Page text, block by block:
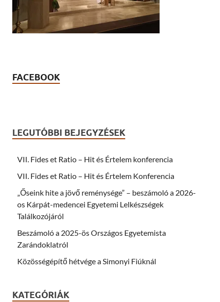
FACEBOOK
LEGUTÓBBI BEJEGYZÉSEK
VII. Fides et Ratio – Hit és Értelem konferencia
VII. Fides et Ratio – Hit és Értelem Konferencia
„Őseink hite a jövő reménysége” – beszámoló a 2026-
os Kárpát-medencei Egyetemi Lelkészségek
Találkozójáról
Beszámoló a 2025-ös Országos Egyetemista
Zarándoklatról
Közösségépítő hétvége a Simonyi Fiúknál
KATEGÓRIÁK